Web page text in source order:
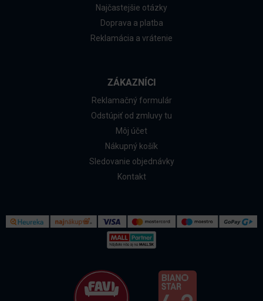
Najčastejšie otázky
Doprava a platba
Reklamácia a vrátenie
ZÁKAZNÍCI
Reklamačný formulár
Odstúpiť od zmluvy tu
Môj účet
Nákupný košík
Sledovanie objednávky
Kontakt